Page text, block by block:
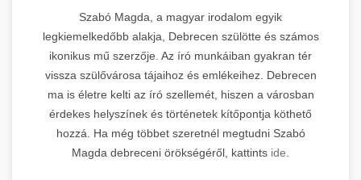
Szabó Magda, a magyar irodalom egyik
legkiemelkedőbb alakja, Debrecen szülötte és számos
ikonikus mű szerzője. Az író munkáiban gyakran tér
vissza szülővárosa tájaihoz és emlékeihez. Debrecen
ma is életre kelti az író szellemét, hiszen a városban
érdekes helyszínek és történetek kítőpontja köthető
hozzá. Ha még többet szeretnél megtudni Szabó
Magda debreceni örökségéről, kattints ide